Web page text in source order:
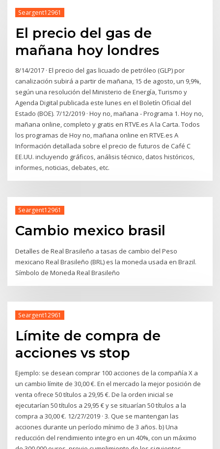
Seargent12961
El precio del gas de
mañana hoy londres
8/14/2017 · El precio del gas licuado de petróleo (GLP) por
canalización subirá a partir de mañana, 15 de agosto, un 9,9%,
según una resolución del Ministerio de Energía, Turismo y
Agenda Digital publicada este lunes en el Boletín Oficial del
Estado (BOE). 7/12/2019 · Hoy no, mañana - Programa 1. Hoy no,
mañana online, completo y gratis en RTVE.es A la Carta. Todos
los programas de Hoy no, mañana online en RTVE.es A
Información detallada sobre el precio de futuros de Café C
EE.UU. incluyendo gráficos, análisis técnico, datos históricos,
informes, noticias, debates, etc.
Seargent12961
Cambio mexico brasil
Detalles de Real Brasileño a tasas de cambio del Peso
mexicano Real Brasileño (BRL) es la moneda usada en Brazil.
Símbolo de Moneda Real Brasileño
Seargent12961
Límite de compra de
acciones vs stop
Ejemplo: se desean comprar 100 acciones de la compañía X a
un cambio límite de 30,00 €. En el mercado la mejor posición de
venta ofrece 50 títulos a 29,95 €. De la orden inicial se
ejecutarían 50 títulos a 29,95 € y se situarían 50 títulos a la
compra a 30,00 €. 12/27/2019 · 3. Que se mantengan las
acciones durante un período mínimo de 3 años. b) Una
reducción del rendimiento integro en un 40%, con un máximo